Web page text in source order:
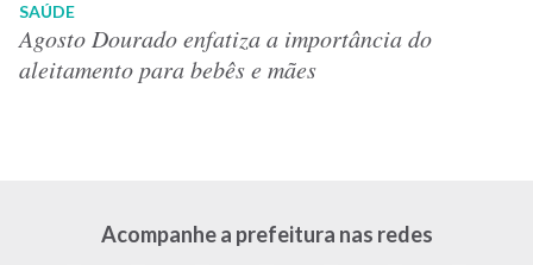
SAÚDE
Agosto Dourado enfatiza a importância do
aleitamento para bebês e mães
Acompanhe a prefeitura nas redes